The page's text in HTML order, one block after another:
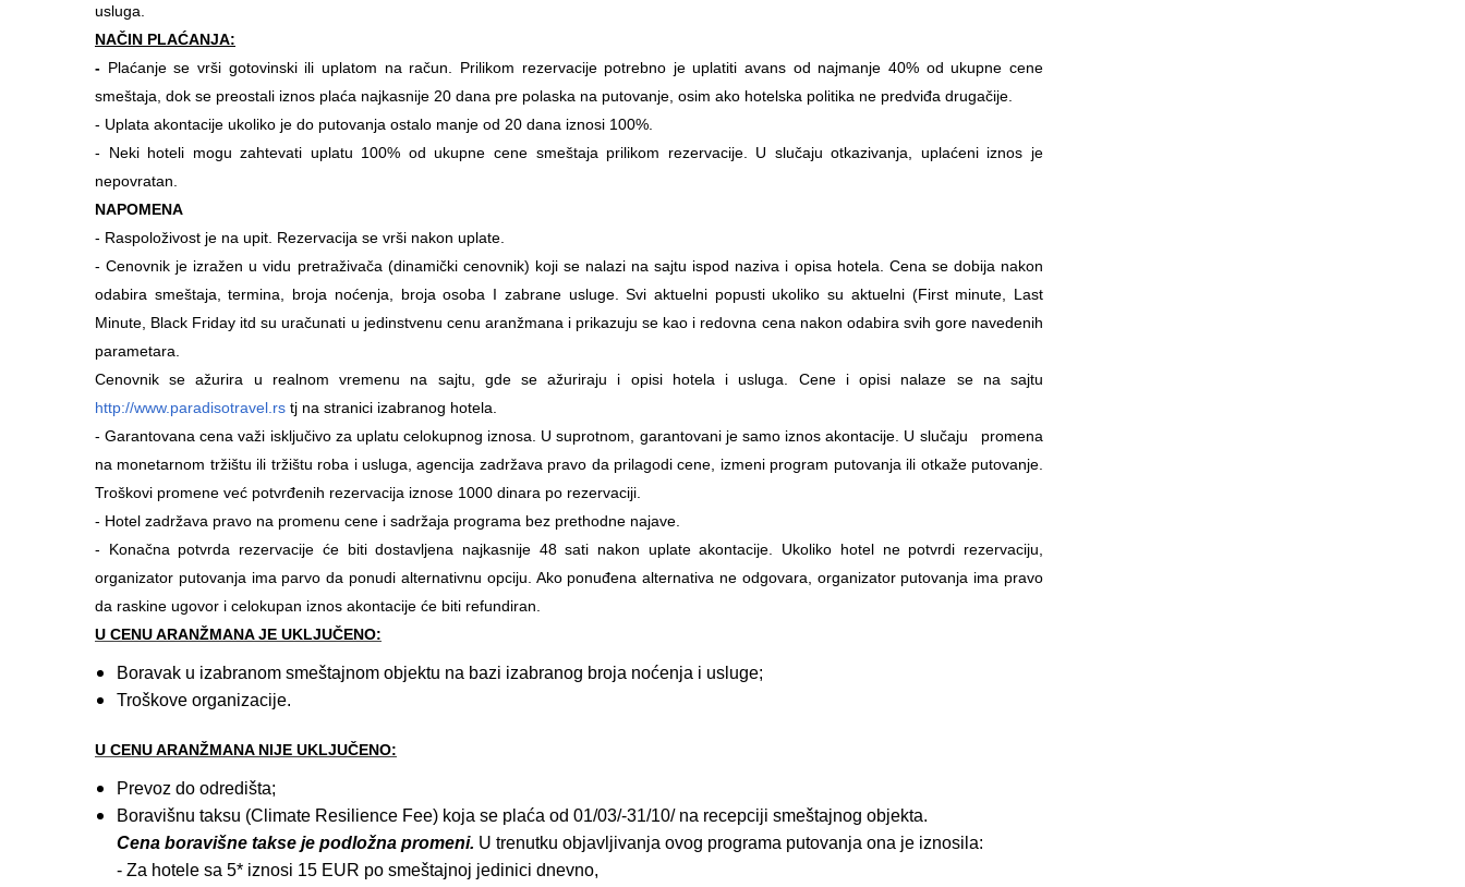
usluga.
NAČIN PLAĆANJA:
- Plaćanje se vrši gotovinski ili uplatom na račun. Prilikom rezervacije potrebno je uplatiti avans od najmanje 40% od ukupne cene
smeštaja, dok se preostali iznos plaća najkasnije 20 dana pre polaska na putovanje, osim ako hotelska politika ne predviđa drugačije.
- Uplata akontacije ukoliko je do putovanja ostalo manje od 20 dana iznosi 100%.
- Neki hoteli mogu zahtevati uplatu 100% od ukupne cene smeštaja prilikom rezervacije. U slučaju otkazivanja, uplaćeni iznos je
nepovratan.
NAPOMENA
- Raspoloživost je na upit. Rezervacija se vrši nakon uplate.
- Cenovnik je izražen u vidu pretraživača (dinamički cenovnik) koji se nalazi na sajtu ispod naziva i opisa hotela. Cena se dobija nakon
odabira smeštaja, termina, broja noćenja, broja osoba I zabrane usluge. Svi aktuelni popusti ukoliko su aktuelni (First minute, Last
Minute, Black Friday itd su uračunati u jedinstvenu cenu aranžmana i prikazuju se kao i redovna cena nakon odabira svih gore navedenih
parametara.
Cenovnik se ažurira u realnom vremenu na sajtu, gde se ažuriraju i opisi hotela i usluga. Cene i opisi nalaze se na sajtu
http://www.paradisotravel.rs tj na stranici izabranog hotela.
- Garantovana cena važi isključivo za uplatu celokupnog iznosa. U suprotnom, garantovani je samo iznos akontacije. U slučaju promena
na monetarnom tržištu ili tržištu roba i usluga, agencija zadržava pravo da prilagodi cene, izmeni program putovanja ili otkaže putovanje.
Troškovi promene već potvrđenih rezervacija iznose 1000 dinara po rezervaciji.
- Hotel zadržava pravo na promenu cene i sadržaja programa bez prethodne najave.
- Konačna potvrda rezervacije će biti dostavljena najkasnije 48 sati nakon uplate akontacije. Ukoliko hotel ne potvrdi rezervaciju,
organizator putovanja ima parvo da ponudi alternativnu opciju. Ako ponuđena alternativa ne odgovara, organizator putovanja ima pravo
da raskine ugovor i celokupan iznos akontacije će biti refundiran.
U CENU ARANŽMANA JE UKLJUČENO:
Boravak u izabranom smeštajnom objektu na bazi izabranog broja noćenja i usluge;
Troškove organizacije.
U CENU ARANŽMANA NIJE UKLJUČENO:
Prevoz do odredišta;
Boravišnu taksu (Climate Resilience Fee) koja se plaća od 01/03/-31/10/ na recepciji smeštajnog objekta.
Cena boravišne takse je podložna promeni. U trenutku objavljivanja ovog programa putovanja ona je iznosila:
- Za hotele sa 5* iznosi 15 EUR po smeštajnoj jedinici dnevno,